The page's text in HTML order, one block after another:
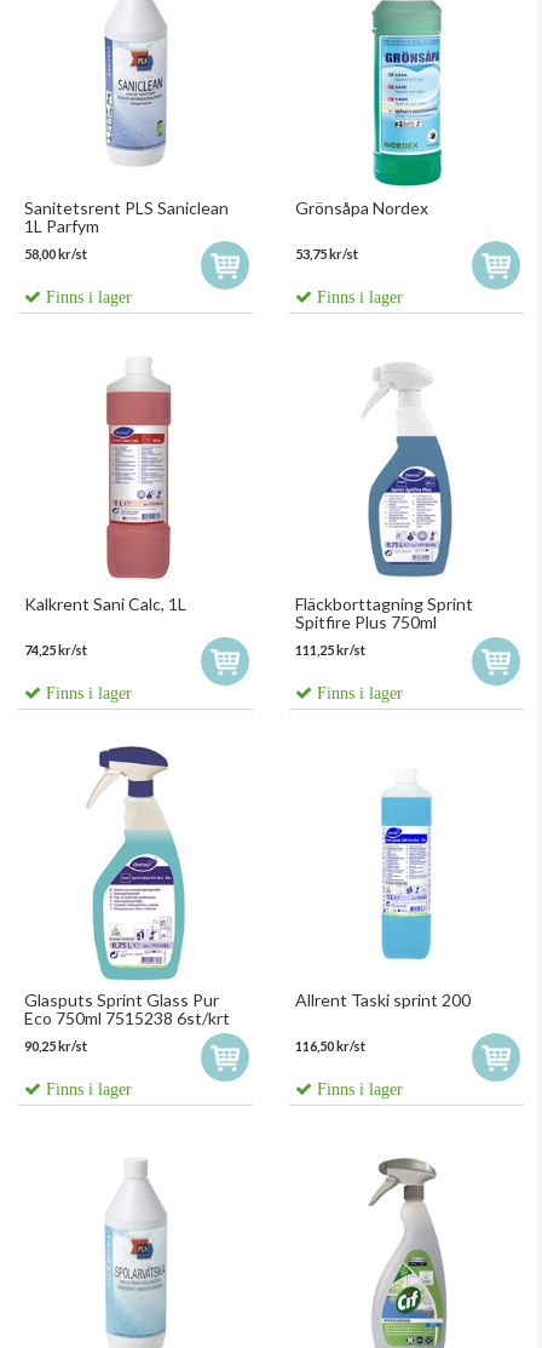
Sanitetsrent PLS Saniclean
1L Parfym
58,00 kr/st
Finns i lager
Grönsåpa Nordex
53,75 kr/st
Finns i lager
Kalkrent Sani Calc, 1L
74,25 kr/st
Finns i lager
Fläckborttagning Sprint
Spitfire Plus 750ml
111,25 kr/st
Finns i lager
Glasputs Sprint Glass Pur
Eco 750ml 7515238 6st/krt
90,25 kr/st
Finns i lager
Allrent Taski sprint 200
116,50 kr/st
Finns i lager